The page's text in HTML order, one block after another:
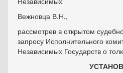
Вежновца В.Н.,
рассмотрев в открытом
запросу Исполнительного
Независимых Государств о